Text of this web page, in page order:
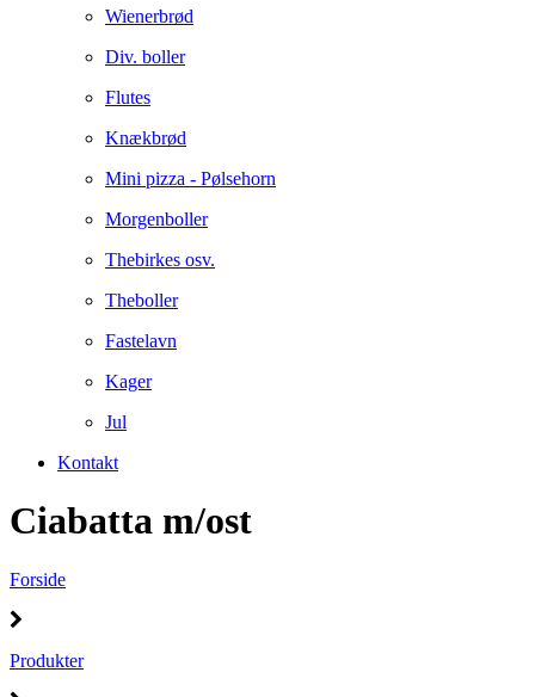
Wienerbrød
Div. boller
Flutes
Knækbrød
Mini pizza - Pølsehorn
Morgenboller
Thebirkes osv.
Theboller
Fastelavn
Kager
Jul
Kontakt
Ciabatta m/ost
Forside
Produkter